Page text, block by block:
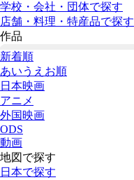
学校・会社・団体で探す
店舗・料理・特産品で探す
作品
新着順
あいうえお順
日本映画
アニメ
外国映画
ODS
動画
地図で探す
日本で探す